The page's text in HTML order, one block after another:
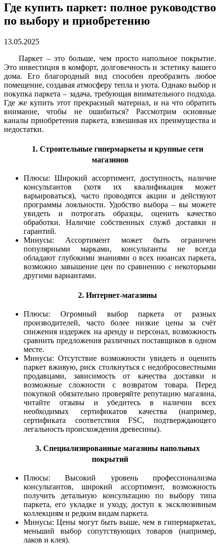
Где купить паркет: полное руководство
по выбору и приобретению
13.05.2025
Паркет – это больше, чем просто напольное покрытие.
Это инвестиция в комфорт, долговечность и эстетику вашего
дома. Его благородный вид способен преобразить любое
помещение, создавая атмосферу тепла и уюта. Однако выбор и
покупка паркета – задача, требующая внимательного подхода.
Где же купить этот прекрасный материал, и на что обратить
внимание, чтобы не ошибиться? Рассмотрим основные
каналы приобретения паркета, взвешивая их преимущества и
недостатки.
1. Строительные гипермаркеты и крупные сети
магазинов
Плюсы: Широкий ассортимент, доступность, наличие
консультантов (хотя их квалификация может
варьироваться), часто проводятся акции и действуют
программы лояльности. Удобство выбора – вы можете
увидеть и потрогать образцы, оценить качество
обработки. Наличие собственных служб доставки и
гарантий.
Минусы: Ассортимент может быть ограничен
популярными марками, консультанты не всегда
обладают глубокими знаниями о всех нюансах паркета,
возможно завышение цен по сравнению с некоторыми
другими вариантами.
2. Интернет-магазины
Плюсы: Огромный выбор паркета от разных
производителей, часто более низкие цены за счёт
снижения издержек на аренду и персонал, возможность
сравнить предложения различных поставщиков в одном
месте.
Минусы: Отсутствие возможности увидеть и оценить
паркет вживую, риск столкнуться с недобросовестными
продавцами, зависимость от качества доставки и
возможные сложности с возвратом товара. Перед
покупкой обязательно проверяйте репутацию магазина,
читайте отзывы и убедитесь в наличии всех
необходимых сертификатов качества (например,
сертификата соответствия FSC, подтверждающего
легальность происхождения древесины).
3. Специализированные магазины напольных
покрытий
Плюсы: Высокий уровень профессионализма
консультантов, широкий ассортимент, возможность
получить детальную консультацию по выбору типа
паркета, его укладке и уходу, доступ к эксклюзивным
коллекциям и редким видам паркета.
Минусы: Цены могут быть выше, чем в гипермаркетах,
меньший выбор сопутствующих товаров (например,
лаков и клея).